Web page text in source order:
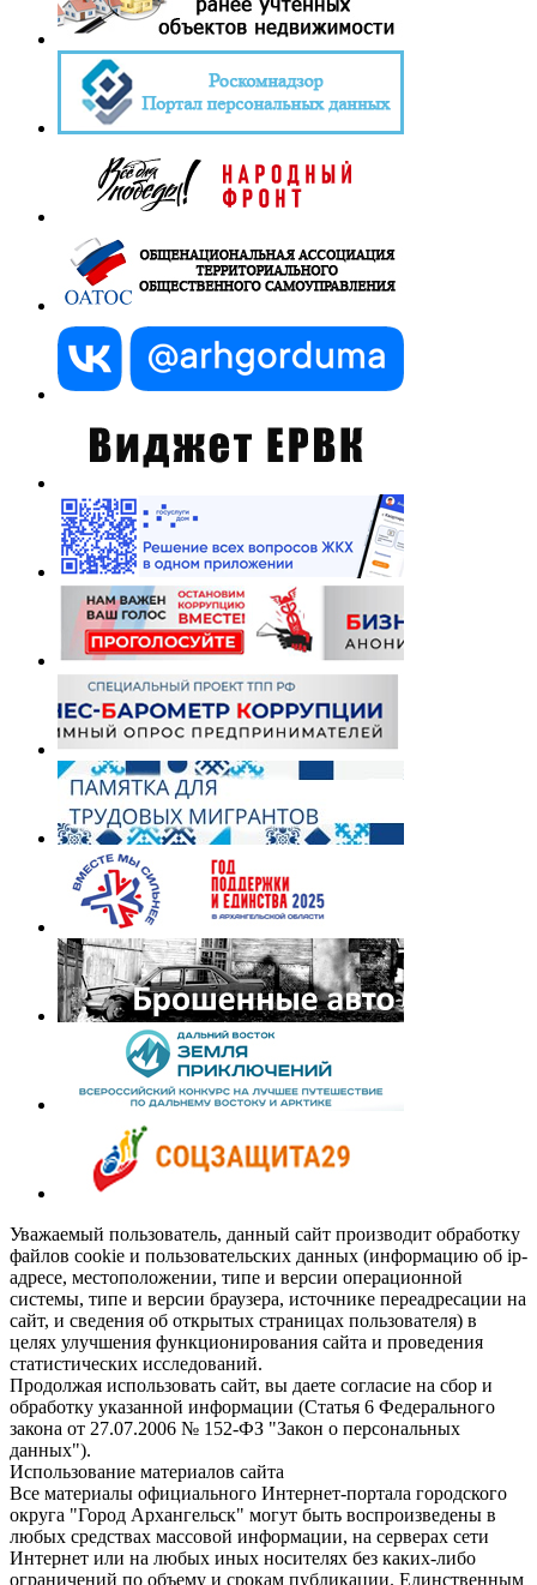
Уважаемый пользователь, данный сайт производит обработку
файлов cookie и пользовательских данных (информацию об ip-
адресе, местоположении, типе и версии операционной
системы, типе и версии браузера, источнике переадресации на
сайт, и сведения об открытых страницах пользователя) в
целях улучшения функционирования сайта и проведения
статистических исследований.
Продолжая использовать сайт, вы даете согласие на сбор и
обработку указанной информации (Статья 6 Федерального
закона от 27.07.2006 № 152-ФЗ "Закон о персональных
данных").
Использование материалов сайта
Все материалы официального Интернет-портала городского
округа "Город Архангельск" могут быть воспроизведены в
любых средствах массовой информации, на серверах сети
Интернет или на любых иных носителях без каких-либо
ограничений по объему и срокам публикации. Единственным